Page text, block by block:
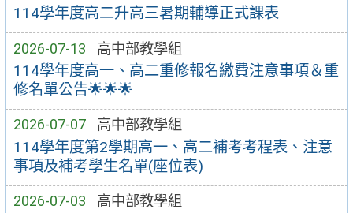
114學年度高二升高三暑期輔導正式課表
2026-07-13 高中部教學組
114學年度高一、高二重修報名繳費注意事項＆重
修名單公告🌟🌟🌟
2026-07-07 高中部教學組
114學年度第2學期高一、高二補考考程表、注意
事項及補考學生名單(座位表)
2026-07-03 高中部教學組